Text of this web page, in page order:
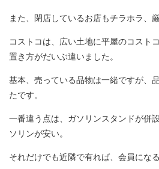
また、閉店しているお店もチラホラ、
コストコは、広い土地に平屋のコスト
置き方がだいぶ違いました。
基本、売っている品物は一緒ですが、
たです。
一番違う点は、ガソリンスタンドが併
ソリンが安い。
それだけでも近隣で有れば、会員にな